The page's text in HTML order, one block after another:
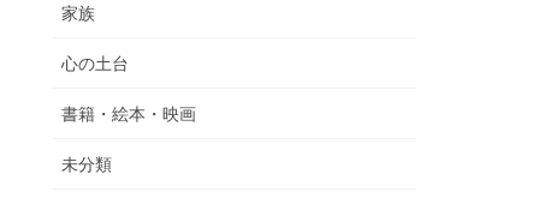
家族
心の土台
書籍・絵本・映画
未分類